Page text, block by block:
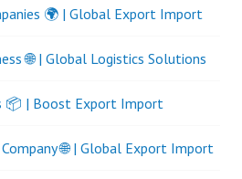
🌍 | Global Export Import
🌐 | Global Logistics Solutions
📦 | Boost Export Import
🌐 | Global Export Import